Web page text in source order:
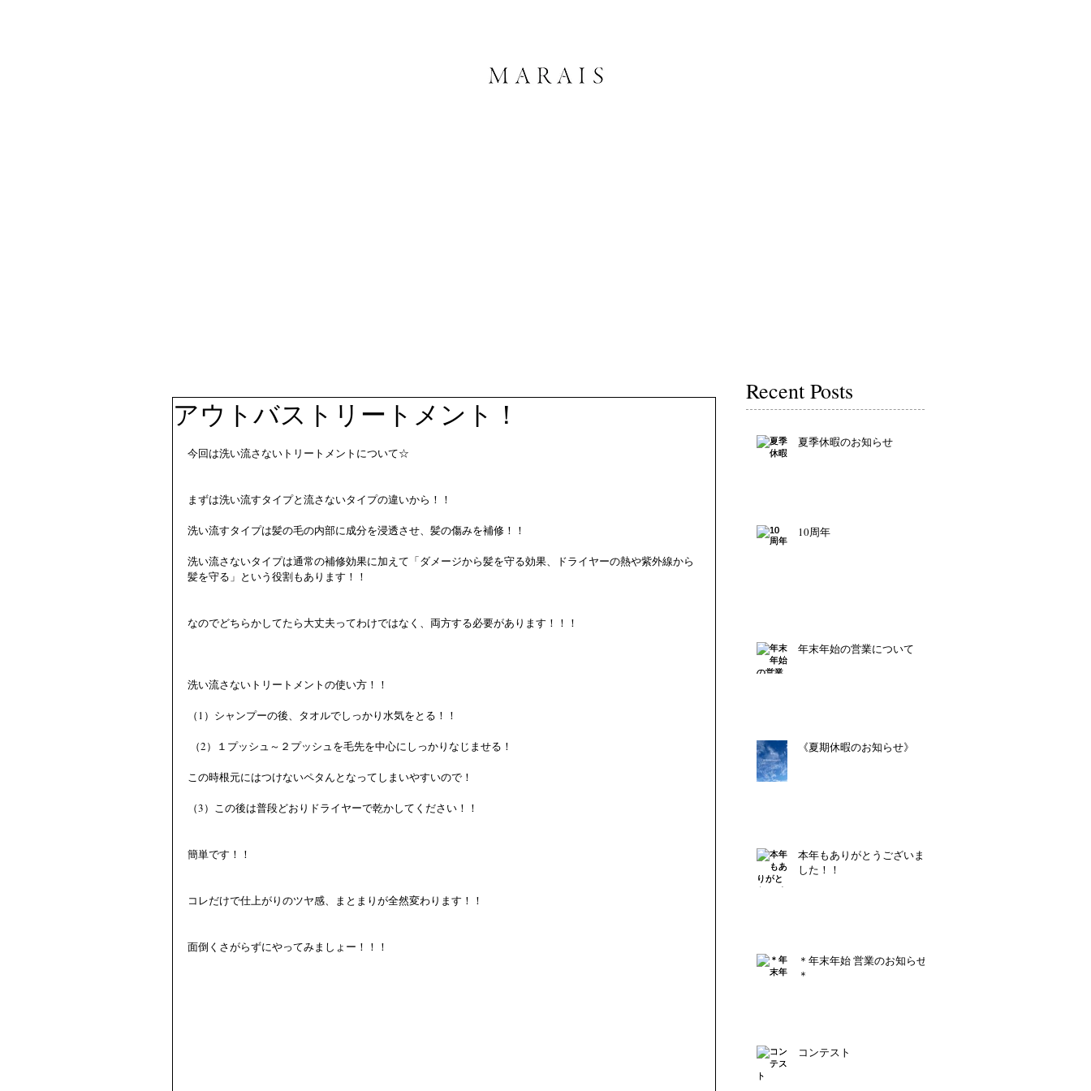
アウトバストリートメント！
今回は洗い流さないトリートメントについて☆
まずは洗い流すタイプと流さないタイプの違いから！！
洗い流すタイプは髪の毛の内部に成分を浸透させ、髪の傷みを補修！！
洗い流さないタイプは通常の補修効果に加えて「ダメージから髪を守る効果、ドライヤーの熱や紫外線から
髪を守る」という役割もあります！！
なのでどちらかしてたら大丈夫ってわけではなく、両方する必要があります！！！
洗い流さないトリートメントの使い方！！
（1）シャンプーの後、タオルでしっかり水気をとる！！
（2）１プッシュ～２プッシュを毛先を中心にしっかりなじませる！
この時根元にはつけないペタんとなってしまいやすいので！
（3）この後は普段どおりドライヤーで乾かしてください！！
簡単です！！
コレだけで仕上がりのツヤ感、まとまりが全然変わります！！
面倒くさがらずにやってみましょー！！！
Recent Posts
夏季休暇のお知らせ
10周年
年末年始の営業について
《夏期休暇のお知らせ》
本年もありがとうございま
した！！
＊年末年始 営業のお知らせ
＊
コンテスト